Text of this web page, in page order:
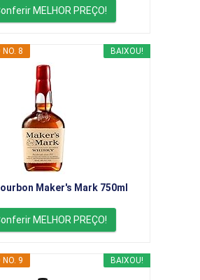
MELHOR PREÇO!
BAIXOU!
NO. 8
Maker's Mark 750ml
MELHOR PREÇO!
BAIXOU!
NO. 9